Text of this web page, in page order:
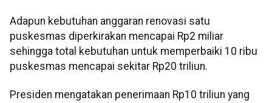
Adapun kebutuhan anggaran renovasi satu
puskesmas diperkirakan mencapai Rp2 miliar
sehingga total kebutuhan untuk memperbaiki 10 ribu
puskesmas mencapai sekitar Rp20 triliun.
Presiden mengatakan penerimaan Rp10 triliun yang